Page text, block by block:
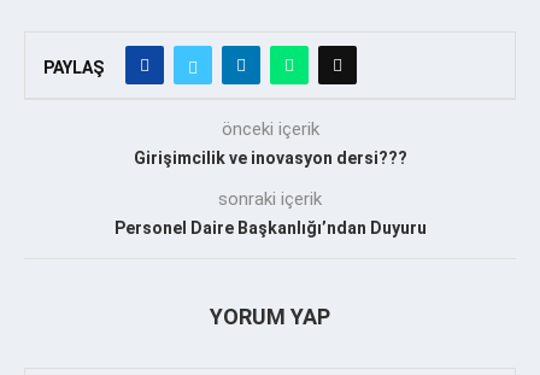
PAYLAŞ
önceki içerik
Girişimcilik ve inovasyon dersi???
sonraki içerik
Personel Daire Başkanlığı’ndan Duyuru
YORUM YAP